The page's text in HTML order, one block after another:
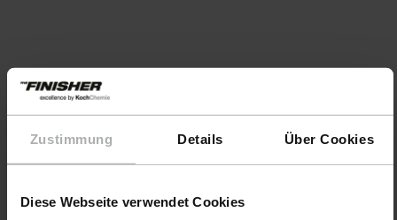
Zustimmung Details Über Cookies
Diese Webseite verwendet Cookies